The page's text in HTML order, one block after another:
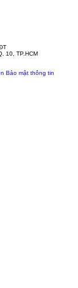
10, TP.HCM
Bảo mật thông tin